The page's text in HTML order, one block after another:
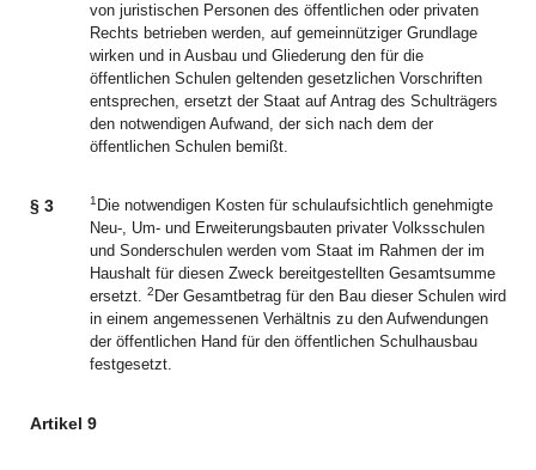
von juristischen Personen des öffentlichen oder privaten
Rechts betrieben werden, auf gemeinnütziger Grundlage
wirken und in Ausbau und Gliederung den für die
öffentlichen Schulen geltenden gesetzlichen Vorschriften
entsprechen, ersetzt der Staat auf Antrag des Schulträgers
den notwendigen Aufwand, der sich nach dem der
öffentlichen Schulen bemißt.
§ 3 1 Die notwendigen Kosten für schulaufsichtlich genehmigte
Neu-, Um- und Erweiterungsbauten privater Volksschulen
und Sonderschulen werden vom Staat im Rahmen der im
Haushalt für diesen Zweck bereitgestellten Gesamtsumme
ersetzt. 2 Der Gesamtbetrag für den Bau dieser Schulen wird
in einem angemessenen Verhältnis zu den Aufwendungen
der öffentlichen Hand für den öffentlichen Schulhausbau
festgesetzt.
Artikel 9